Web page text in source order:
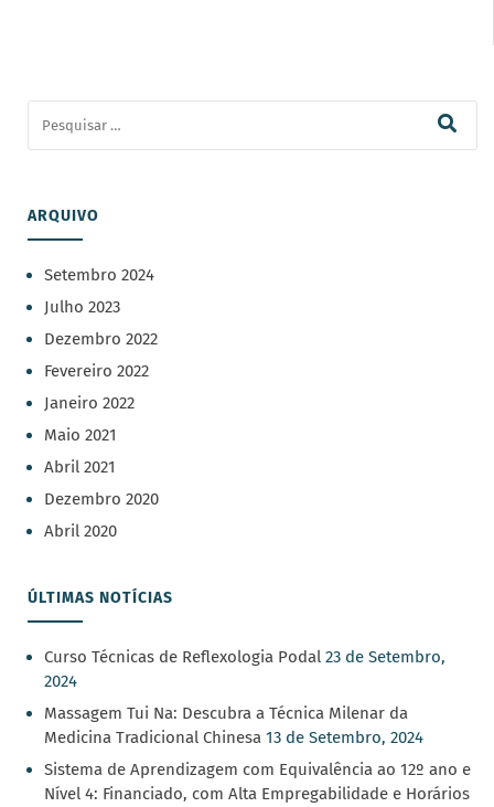
ARQUIVO
Setembro 2024
Julho 2023
Dezembro 2022
Fevereiro 2022
Janeiro 2022
Maio 2021
Abril 2021
Dezembro 2020
Abril 2020
ÚLTIMAS NOTÍCIAS
Curso Técnicas de Reflexologia Podal 23 de Setembro,
2024
Massagem Tui Na: Descubra a Técnica Milenar da
Medicina Tradicional Chinesa 13 de Setembro, 2024
Sistema de Aprendizagem com Equivalência ao 12º ano e
Nível 4: Financiado, com Alta Empregabilidade e Horários